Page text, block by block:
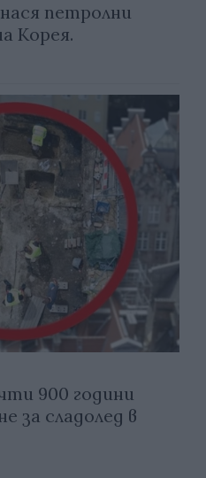
петролни
Корея.
900 години
за сладолед в